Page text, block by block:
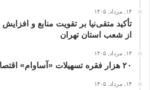
۱۴, مرداد, ۱۴۰۵
تأکید متقی‌نیا بر تقویت منابع و
از شعب استان تهران
۱۴, مرداد, ۱۴۰۵
۲۰ هزار فقره تسهیلات «آساوام» اقتصادنوین پرداخت شد
۱۴, مرداد, ۱۴۰۵